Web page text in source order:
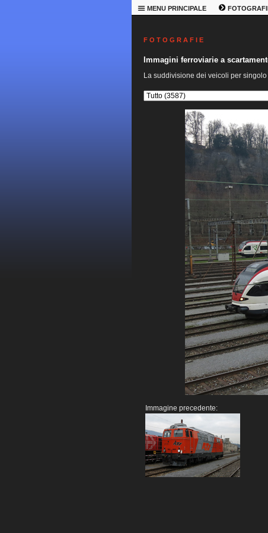
MENU PRINCIPALE
F O T O G R A F I E
Immagini ferroviarie a
La suddivisione dei veicoli per
Immagine precedente: